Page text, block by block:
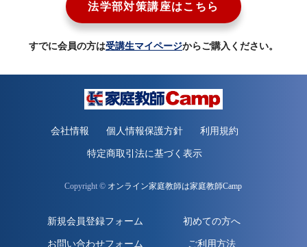
法学部対策講座はこちら
すでに会員の方は受講生マイページからご購入ください。
会社情報 個人情報保護方針 利用規約
特定商取引法に基づく表示
Copyright © オンライン家庭教師は家庭教師Camp
新規会員登録フォーム
お問い合わせフォーム
初めての方へ
ご利用方法